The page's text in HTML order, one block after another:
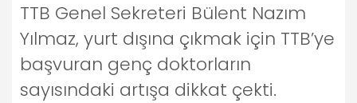
TTB Genel Sekreteri Bülent Nazım
Yılmaz, yurt dışına çıkmak için TTB’ye
başvuran genç doktorların
sayısındaki artışa dikkat çekti.